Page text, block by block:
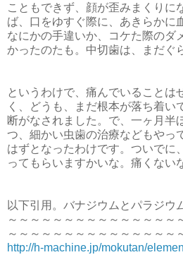
こともできず、顔が歪みまくりに
ば、口をゆすぐ際に、あきらかに
なにかの手違いか、コケた際のダ
かったのたも。中切歯は、まだぐ
というわけで、痛んでいることは
く、どうも、まだ根本が落ち着い
断がなされました。で、一ヶ月半
つ、細かい虫歯の治療などもやっ
はずとなったわけです。ついでに
ってもらいますかいな。痛くない
以下引用。バナジウムとパラジウ
～～～～～～～～～～～～～～～
～～～～～～～～～～～～～～～
http://h-machine.jp/mokutan/